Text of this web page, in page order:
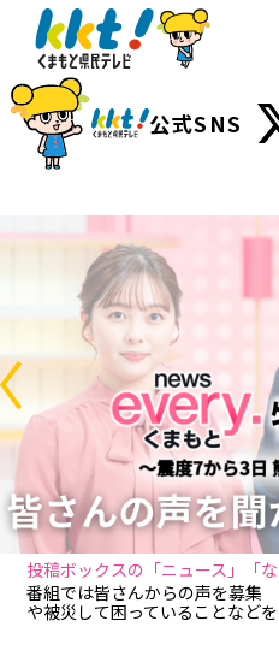
投稿ボックスの「ニュース」「
番組では皆さんからの声を募集
や被災して困っていることなどを
公式SNS